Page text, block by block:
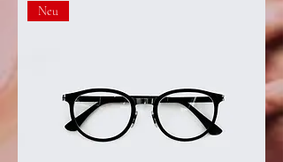
Neu